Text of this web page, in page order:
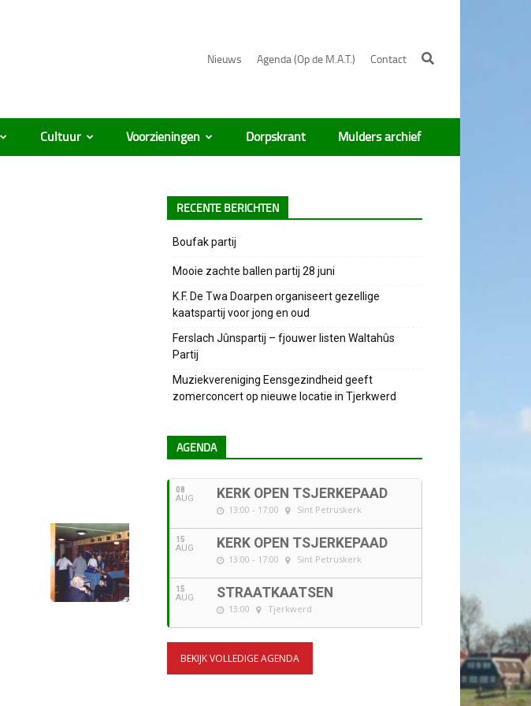
Nieuws Agenda (Op de M.A.T.) Contact
Cultuur Voorzieningen Dorpskrant Mulders archief
RECENTE BERICHTEN
Boufak partij
Mooie zachte ballen partij 28 juni
K.F. De Twa Doarpen organiseert gezellige
kaatspartij voor jong en oud
Ferslach Jûnspartij – fjouwer listen Waltahûs
Partij
Muziekvereniging Eensgezindheid geeft
zomerconcert op nieuwe locatie in Tjerkwerd
AGENDA
08
AUG KERK OPEN TSJERKEPAAD
13:00 - 17:00 Sint Petruskerk
15
AUG KERK OPEN TSJERKEPAAD
13:00 - 17:00 Sint Petruskerk
15
AUG STRAATKAATSEN
13:00 Tjerkwerd
BEKIJK VOLLEDIGE AGENDA